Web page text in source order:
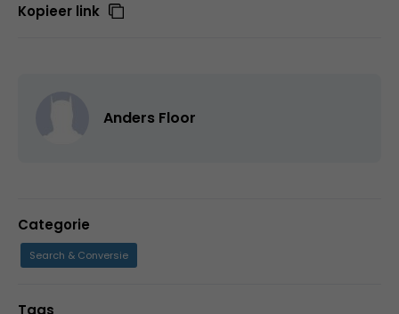
Kopieer link
Anders Floor
Categorie
Search & Conversie
Tags